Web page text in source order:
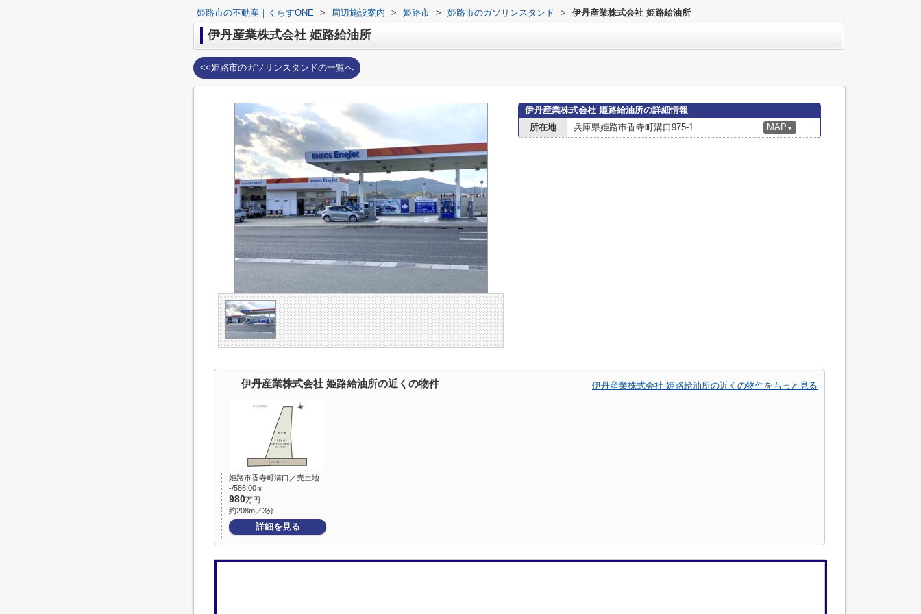
姫路市の不動産｜くらすONE > 周辺施設案内 > 姫路市 > 姫路市のガソリンスタンド > 伊丹産業株式会社 姫路給油所
伊丹産業株式会社 姫路給油所
<<姫路市のガソリンスタンドの一覧へ
伊丹産業株式会社 姫路給油所の詳細情報
所在地
兵庫県姫路市香寺町溝口975-1 MAP ▼
伊丹産業株式会社 姫路給油所の近くの物件 伊丹産業株式会社 姫路給油所の近くの物件をもっと見る
姫路市香寺町溝口／売土地
-/586.00㎡
980万円
約208m／3分
詳細を見る